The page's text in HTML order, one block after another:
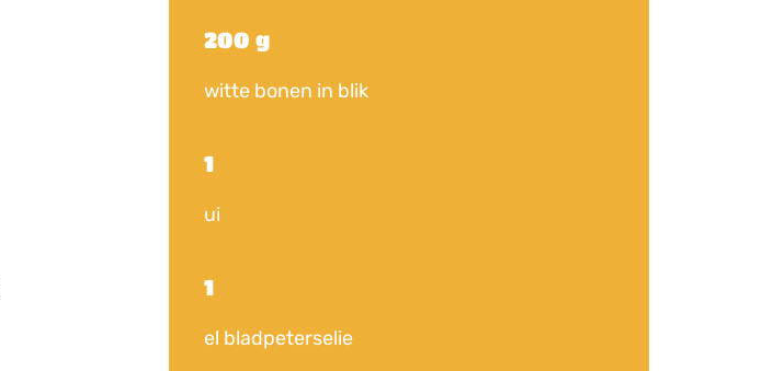
200 g
witte bonen in blik
1
ui
1
el bladpeterselie